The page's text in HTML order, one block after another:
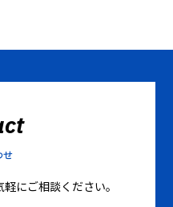
せ
にご相談ください。